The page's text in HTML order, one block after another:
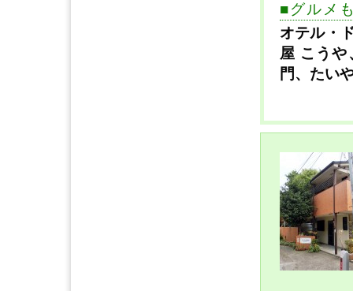
■グルメ
オテル・
屋 こう
門、たい